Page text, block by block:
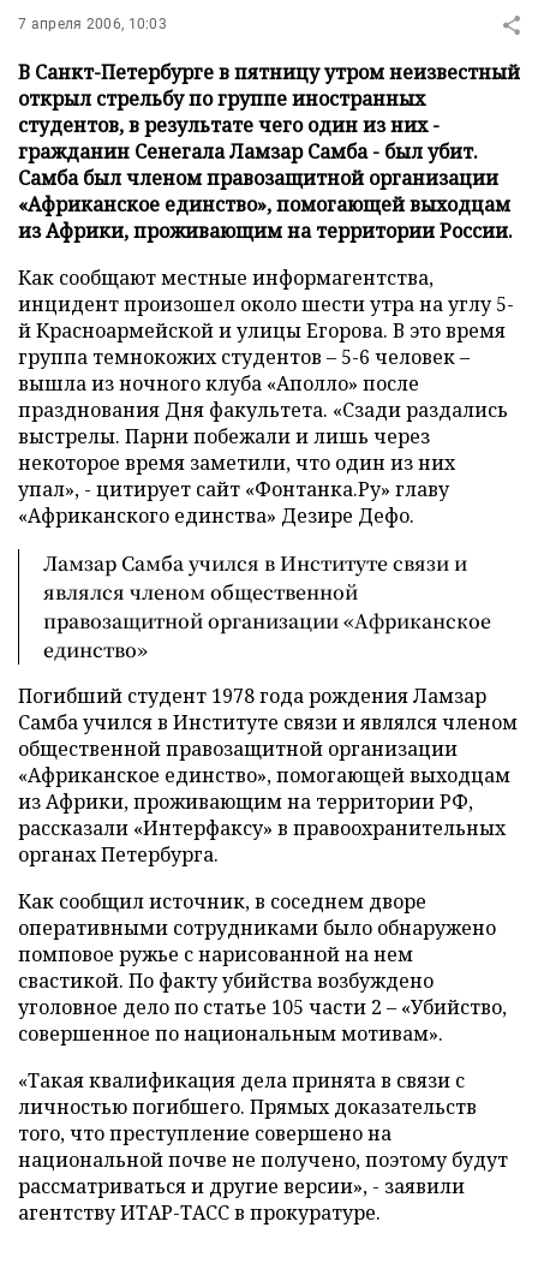
7 апреля 2006, 10:03
В Санкт-Петербурге в пятницу утром неизвестный
открыл стрельбу по группе иностранных
студентов, в результате чего один из них -
гражданин Сенегала Ламзар Самба - был убит.
Самба был членом правозащитной организации
«Африканское единство», помогающей выходцам
из Африки, проживающим на территории России.
Как сообщают местные информагентства,
инцидент произошел около шести утра на углу 5-
й Красноармейской и улицы Егорова. В это время
группа темнокожих студентов – 5-6 человек –
вышла из ночного клуба «Аполло» после
празднования Дня факультета. «Сзади раздались
выстрелы. Парни побежали и лишь через
некоторое время заметили, что один из них
упал», - цитирует сайт «Фонтанка.Ру» главу
«Африканского единства» Дезире Дефо.
Ламзар Самба учился в Институте связи и
являлся членом общественной
правозащитной организации «Африканское
единство»
Погибший студент 1978 года рождения Ламзар
Самба учился в Институте связи и являлся членом
общественной правозащитной организации
«Африканское единство», помогающей выходцам
из Африки, проживающим на территории РФ,
рассказали «Интерфаксу» в правоохранительных
органах Петербурга.
Как сообщил источник, в соседнем дворе
оперативными сотрудниками было обнаружено
помповое ружье с нарисованной на нем
свастикой. По факту убийства возбуждено
уголовное дело по статье 105 части 2 – «Убийство,
совершенное по национальным мотивам».
«Такая квалификация дела принята в связи с
личностью погибшего. Прямых доказательств
того, что преступление совершено на
национальной почве не получено, поэтому будут
рассматриваться и другие версии», - заявили
агентству ИТАР-ТАСС в прокуратуре.